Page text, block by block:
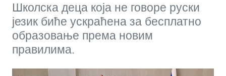
Школска деца која не говоре руски
језик биће ускраћена за бесплатно
образовање према новим
правилима.